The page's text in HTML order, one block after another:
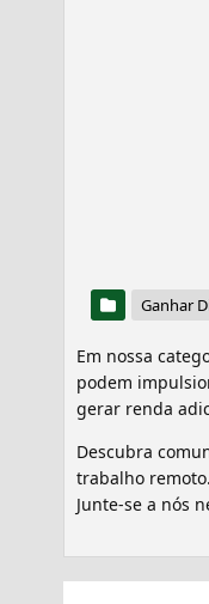
Ganhar
Em nossa
podem
gerar renda
Descubra
trabalho
Junte-se a nós